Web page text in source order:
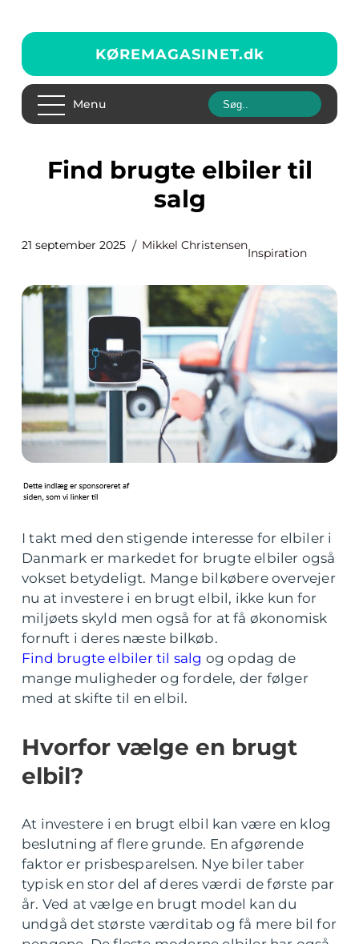
KØREMAGASINET.dk
Menu
Find brugte elbiler til
salg
21 september 2025 Mikkel Christensen
Inspiration
I takt med den stigende interesse for elbiler i
Danmark er markedet for brugte elbiler også
vokset betydeligt. Mange bilkøbere overvejer
nu at investere i en brugt elbil, ikke kun for
miljøets skyld men også for at få økonomisk
fornuft i deres næste bilkøb.
Find brugte elbiler til salg og opdag de
mange muligheder og fordele, der følger
med at skifte til en elbil.
Hvorfor vælge en brugt
elbil?
At investere i en brugt elbil kan være en klog
beslutning af flere grunde. En afgørende
faktor er prisbesparelsen. Nye biler taber
typisk en stor del af deres værdi de første par
år. Ved at vælge en brugt model kan du
undgå det største værditab og få mere bil for